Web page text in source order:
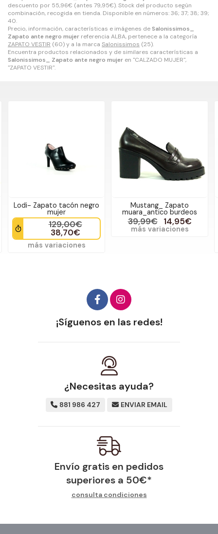
descuento por 55,96€ (antes 79,95€). Stock del producto según
combinación, recogida en tienda. Disponible en números: 36; 37; 38; 39;
40.
Precio, información, características e imágenes deSalonissimos_
Zapato ante negro mujer referencia ALBA, pertenece a la categoría
ZAPATO VESTIR (60) y a la marca Salonissimos (25).
Encuentra productos relacionados y de similares características a
Salonissimos_ Zapato ante negro mujer en "CALZADO MUJER",
"ZAPATO VESTIR".
Lodi- Zapato tacón negro
mujer
129,00€
38,70€
más variaciones
Mustang_ Zapato
muara_antico burdeos
39,99€ 14,95€
más variaciones
¡Síguenos en las redes!
¿Necesitas ayuda?
881 986 427 ENVIAR EMAIL
Envío gratis en pedidos
superiores a 50€*
consulta condiciones